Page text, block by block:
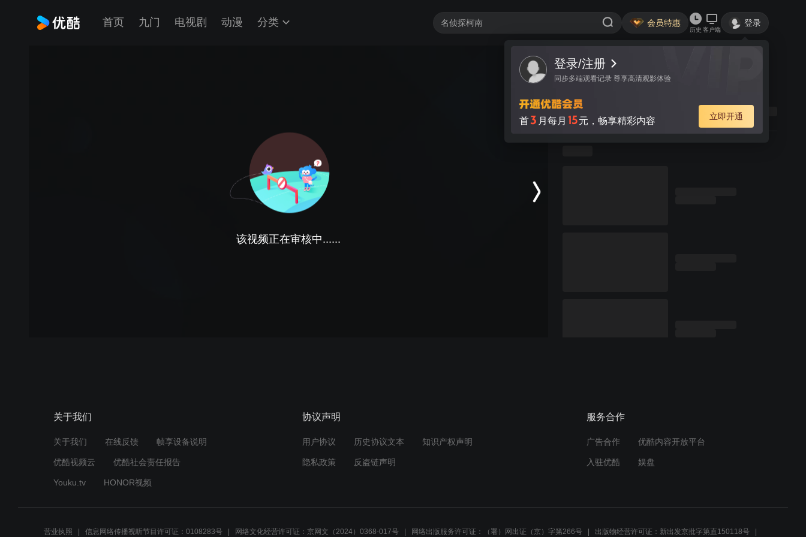
首页 九门 电视剧 动漫 分类 会员特惠
历史 客户端
登录
登录/注册
同步多端观看记录 尊享高清观影体验
首3 月每月 15元，畅享精彩内容 立即开通
该视频正在审核中......
关于我们
关于我们 在线反馈 帧享设备说明
优酷视频云 优酷社会责任报告
Youku.tv HONOR视频
协议声明
用户协议 历史协议文本 知识产权声明
隐私政策 反盗链声明
服务合作
广告合作 优酷内容开放平台
入驻优酷 娱盘
营业执照 信息网络传播视听节目许可证：0108283号 网络文化经营许可证：京网文（2024）0368-017号 网络出版服务许可证：（署）网出证（京）字第266号 出版物经营许可证：新出发京批字第直150118号